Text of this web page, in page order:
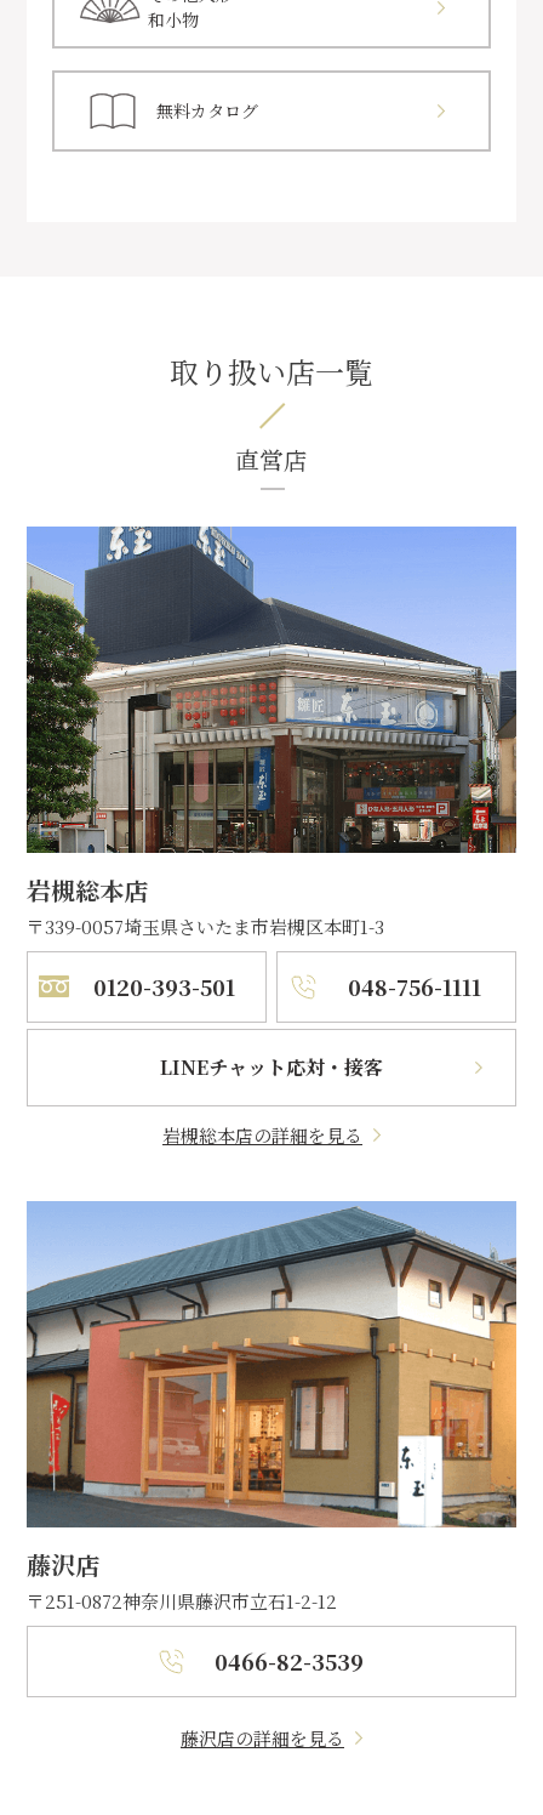
和小物
無料カタログ
取り扱い店一覧
直営店
岩槻総本店
〒339-0057埼玉県さいたま市岩槻区本町1-3
0120-393-501 048-756-1111
LINEチャット応対・接客
岩槻総本店の詳細を見る
藤沢店
〒251-0872神奈川県藤沢市立石1-2-12
0466-82-3539
藤沢店の詳細を見る